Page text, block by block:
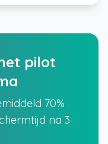
pilot
70%
na 3